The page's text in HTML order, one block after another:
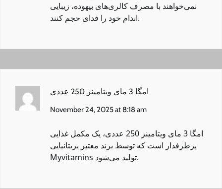
نمی‌خواهند با مصرف کالری‌های بیهوده، زیبایی
اندام خود را فدای حجم کنند.
امگا 3 مای ویتامینز 250 عددی
November 24, 2025 at 8:18 am
امگا 3 مای ویتامینز 250 عددی
، یک مکمل غذایی
پرطرفدار است که توسط برند معتبر بریتانیایی
Myvitamins تولید می‌شود.